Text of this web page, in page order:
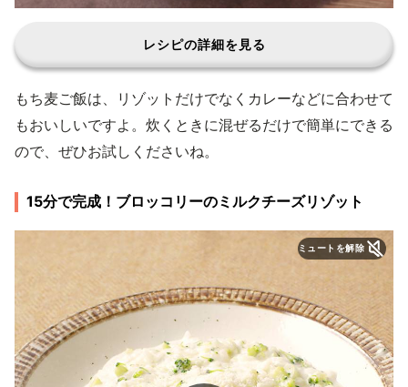
レシピの詳細を見る
もち麦ご飯は、リゾットだけでなくカレーなどに合わせて
もおいしいですよ。炊くときに混ぜるだけで簡単にできる
ので、ぜひお試しくださいね。
15分で完成！ブロッコリーのミルクチーズリゾット
ミュートを解除